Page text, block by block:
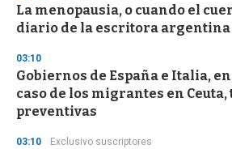
La menopausia, o cuando el
diario de la escritora
03:10
Gobiernos de España e Italia,
caso de los migrantes en
preventivas
03:10 Exclusivo suscriptores